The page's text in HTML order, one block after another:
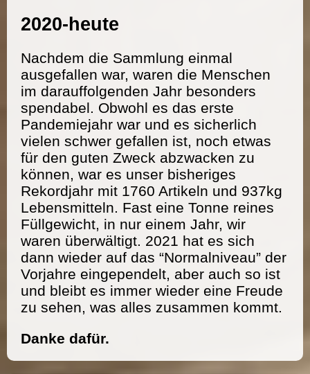
2020-heute
Nachdem die Sammlung einmal
ausgefallen war, waren die Menschen
im darauffolgenden Jahr besonders
spendabel. Obwohl es das erste
Pandemiejahr war und es sicherlich
vielen schwer gefallen ist, noch etwas
für den guten Zweck abzwacken zu
können, war es unser bisheriges
Rekordjahr mit 1760 Artikeln und 937kg
Lebensmitteln. Fast eine Tonne reines
Füllgewicht, in nur einem Jahr, wir
waren überwältigt. 2021 hat es sich
dann wieder auf das “Normalniveau” der
Vorjahre eingependelt, aber auch so ist
und bleibt es immer wieder eine Freude
zu sehen, was alles zusammen kommt.
Danke dafür.